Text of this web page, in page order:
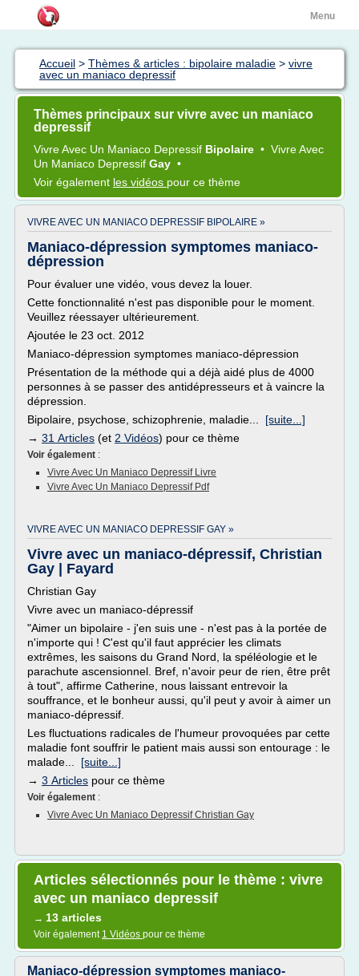
Menu
Accueil > Thèmes & articles : bipolaire maladie > vivre
avec un maniaco depressif
Thèmes principaux sur vivre avec un maniaco
depressif
VivreAvec Un Maniaco Depressif Bipolaire • VivreAvec
Un Maniaco Depressif Gay •
Voir également les vidéos pour ce thème
VIVRE AVEC UN MANIACO DEPRESSIF BIPOLAIRE »
Maniaco-dépression symptomes maniaco-
dépression
Pour évaluer une vidéo, vous devez la louer.
Cette fonctionnalité n'est pas disponible pour le moment.
Veuillez réessayer ultérieurement.
Ajoutée le 23 oct. 2012
Maniaco-dépression symptomes maniaco-dépression
Présentation de la méthode qui a déjà aidé plus de 4000
personnes à se passer des antidépresseurs et à vaincre la
dépression.
Bipolaire, psychose, schizophrenie, maladie... [suite...]
→ 31 Articles (et 2 Vidéos) pour ce thème
Voir également :
Vivre Avec Un Maniaco Depressif Livre
Vivre Avec Un Maniaco Depressif Pdf
VIVRE AVEC UN MANIACO DEPRESSIF GAY »
Vivre avec un maniaco-dépressif, Christian
Gay | Fayard
Christian Gay
Vivre avec un maniaco-dépressif
"Aimer un bipolaire - j'en suis une - n'est pas à la portée de
n'importe qui ! C'est qu'il faut apprécier les climats
extrêmes, les saisons du Grand Nord, la spéléologie et le
parachute ascensionnel. Bref, n'avoir peur de rien, être prêt
à tout", affirme Catherine, nous laissant entrevoir la
souffrance, et le bonheur aussi, qu'il peut y avoir à aimer un
maniaco-dépressif.
Les fluctuations radicales de l'humeur provoquées par cette
maladie font souffrir le patient mais aussi son entourage : le
malade... [suite...]
→ 3 Articles pour ce thème
Voir également :
Vivre Avec Un Maniaco Depressif Christian Gay
Articles sélectionnés pour le thème : vivre
avec un maniaco depressif
→ 13 articles
Voir également 1 Vidéos pour ce thème
Maniaco-dépression symptomes maniaco-